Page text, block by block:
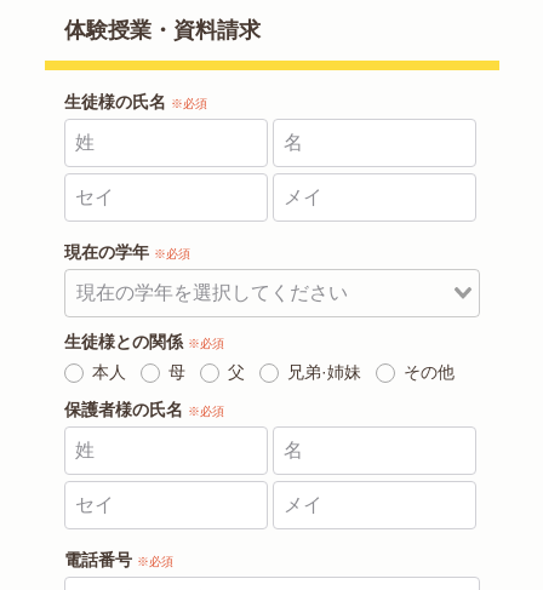
体験授業・資料請求
生徒様の氏名 ※必須
現在の学年 ※必須
生徒様との関係 ※必須
本人 母 父 兄弟·姉妹
その他
保護者様の氏名 ※必須
電話番号 ※必須